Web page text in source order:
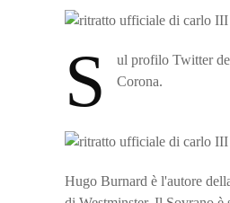
S
ul profilo Twitter
Corona.
Hugo Burnard è l'autore